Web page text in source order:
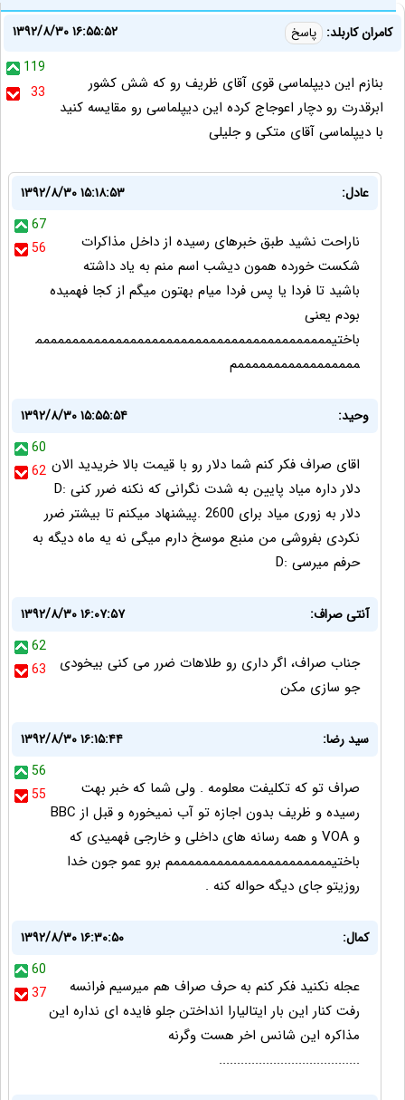
کامران کاربلد: پاسخ
۱۳۹۲/۸/۳۰ ۱۶:۵۵:۵۲
119
33
بنازم این دیپلماسی قوی آقای ظریف رو که شش کشور
ابرقدرت رو دچار اعوجاج کرده این دیپلماسی رو مقایسه کنید
با دیپلماسی آقای متکی و جلیلی
عادل:
۱۳۹۲/۸/۳۰ ۱۵:۱۸:۵۳
67
56
ناراحت نشید طبق خبرهای رسیده از داخل مذاکرات
شکست خورده همون دیشب اسم منم به یاد داشته
باشید تا فردا یا پس فردا میام بهتون میگم از کجا فهمیده
بودم یعنی
باختیممممممممممممممممممممممممممممممممممممممممم
مممممممممممممممممم
وحید:
۱۳۹۲/۸/۳۰ ۱۵:۵۵:۵۴
60
62 اقای صراف فکر کنم شما دلار رو با قیمت بالا خریدید الان
دلار داره میاد پایین به شدت نگرانی که نکنه ضرر کنی :D
دلار به زوری میاد برای 2600 .پیشنهاد میکنم تا بیشتر ضرر
نکردی بفروشی من منبع موسخ دارم میگی نه یه ماه دیگه به
حرفم میرسی :D
آنتی صراف:
۱۳۹۲/۸/۳۰ ۱۶:۰۷:۵۷
62
63
جناب صراف، اگر داری رو طلاهات ضرر می کنی بیخودی
جو سازی مکن
سید رضا:
۱۳۹۲/۸/۳۰ ۱۶:۱۵:۴۴
56
55
صراف تو که تکلیفت معلومه . ولی شما که خبر بهت
رسیده و ظریف بدون اجازه تو آب نمیخوره و قبل از BBC
و VOA و همه رسانه های داخلی و خارجی فهمیدی که
باختیممممممممممممممممممممممم برو عمو جون خدا
روزیتو جای دیگه حواله کنه .
کمال:
۱۳۹۲/۸/۳۰ ۱۶:۳۰:۵۰
60
37
عجله نکنید فکر کنم به حرف صراف هم میرسیم فرانسه
رفت کنار این بار ایتالیارا انداختن جلو فایده ای نداره این
مذاکره این شانس اخر هست وگرنه
.......................................